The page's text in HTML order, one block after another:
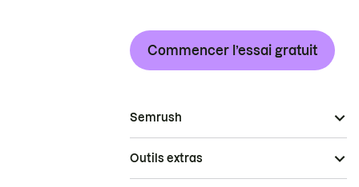
Commencer l’essai gratuit
Semrush
Outils extras